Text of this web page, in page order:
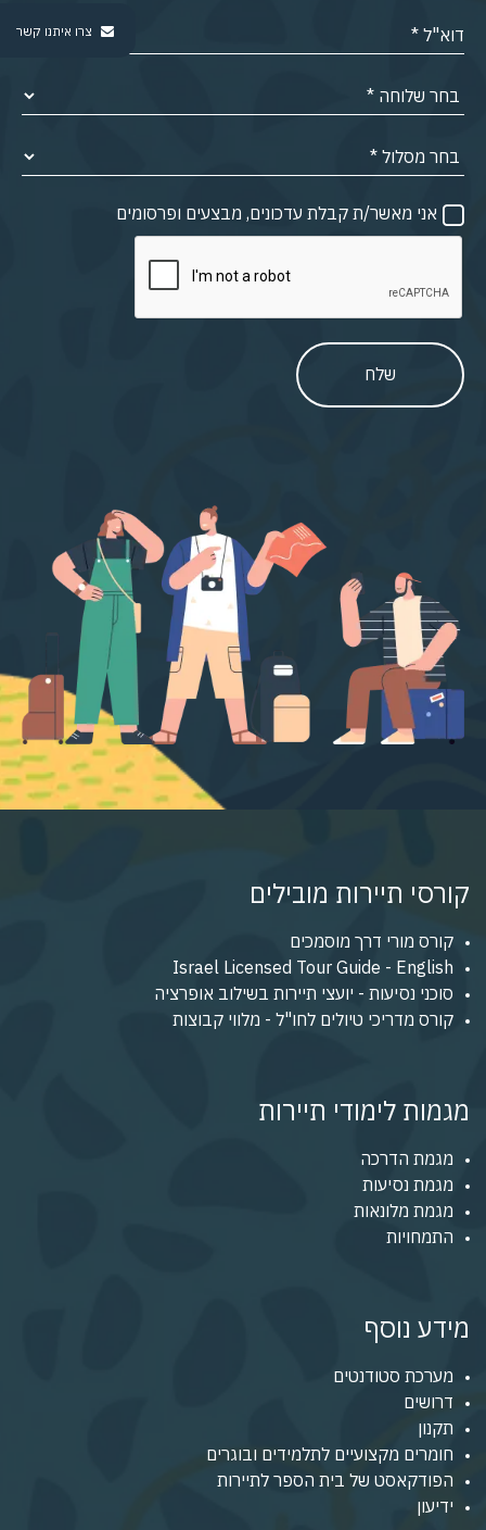
צרו איתנו קשר
אני מאשר/ת קבלת עדכונים, מבצעים ופרסומים
שלח
קורסי תיירות מובילים
קורס מורי דרך מוסמכים
Israel Licensed Tour Guide - English
סוכני נסיעות - יועצי תיירות בשילוב אופרציה
קורס מדריכי טיולים לחו"ל - מלווי קבוצות
מגמות לימודי תיירות
מגמת הדרכה
מגמת נסיעות
מגמת מלונאות
התמחויות
מידע נוסף
מערכת סטודנטים
דרושים
תקנון
חומרים מקצועיים לתלמידים ובוגרים
הפודקאסט של בית הספר לתיירות
ידיעון